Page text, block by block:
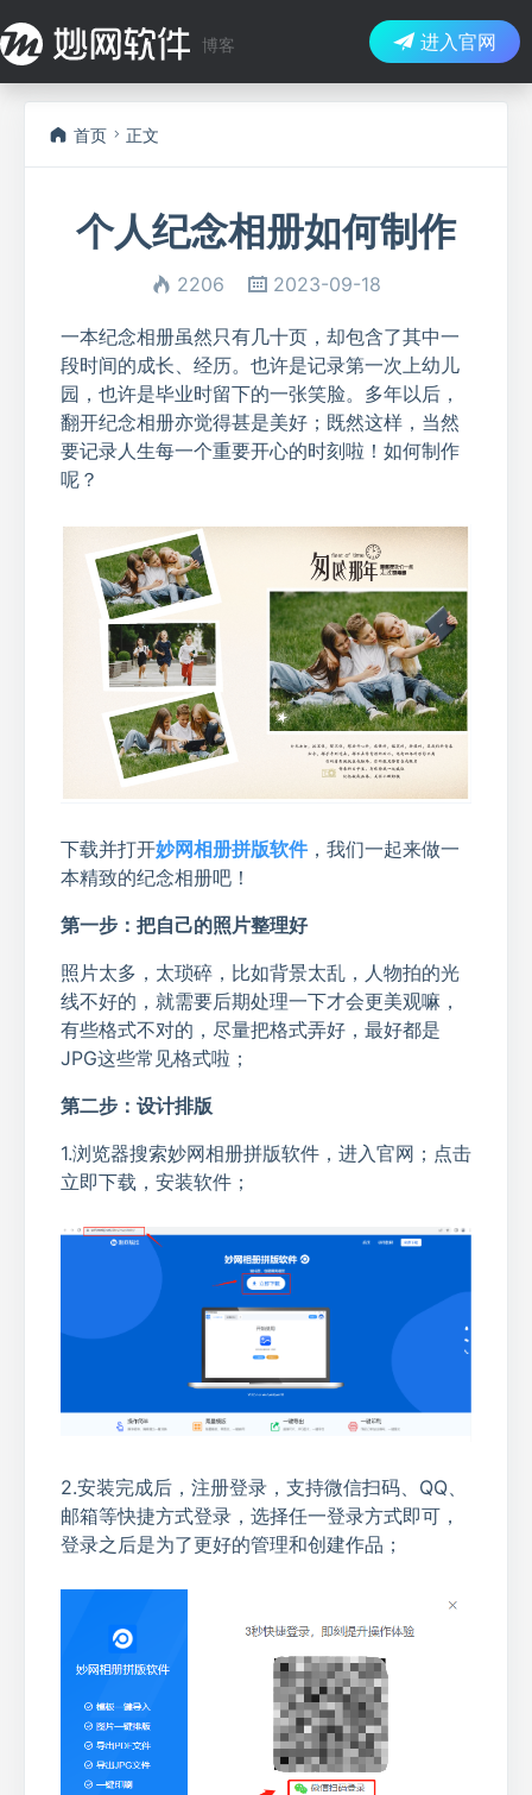
博客 进入官网
首页 正文
个人纪念相册如何制作
2206 2023-09-18
一本纪念相册虽然只有几十页，却包含了其中一
段时间的成长、经历。也许是记录第一次上幼儿
园，也许是毕业时留下的一张笑脸。多年以后，
翻开纪念相册亦觉得甚是美好；既然这样，当然
要记录人生每一个重要开心的时刻啦！如何制作
呢？
下载并打开妙网相册拼版软件，我们一起来做一
本精致的纪念相册吧！
第一步：把自己的照片整理好
照片太多，太琐碎，比如背景太乱，人物拍的光
线不好的，就需要后期处理一下才会更美观嘛，
有些格式不对的，尽量把格式弄好，最好都是
JPG这些常见格式啦；
第二步：设计排版
1.浏览器搜索妙网相册拼版软件，进入官网；点击
立即下载，安装软件；
2.安装完成后，注册登录，支持微信扫码、QQ、
邮箱等快捷方式登录，选择任一登录方式即可，
登录之后是为了更好的管理和创建作品；